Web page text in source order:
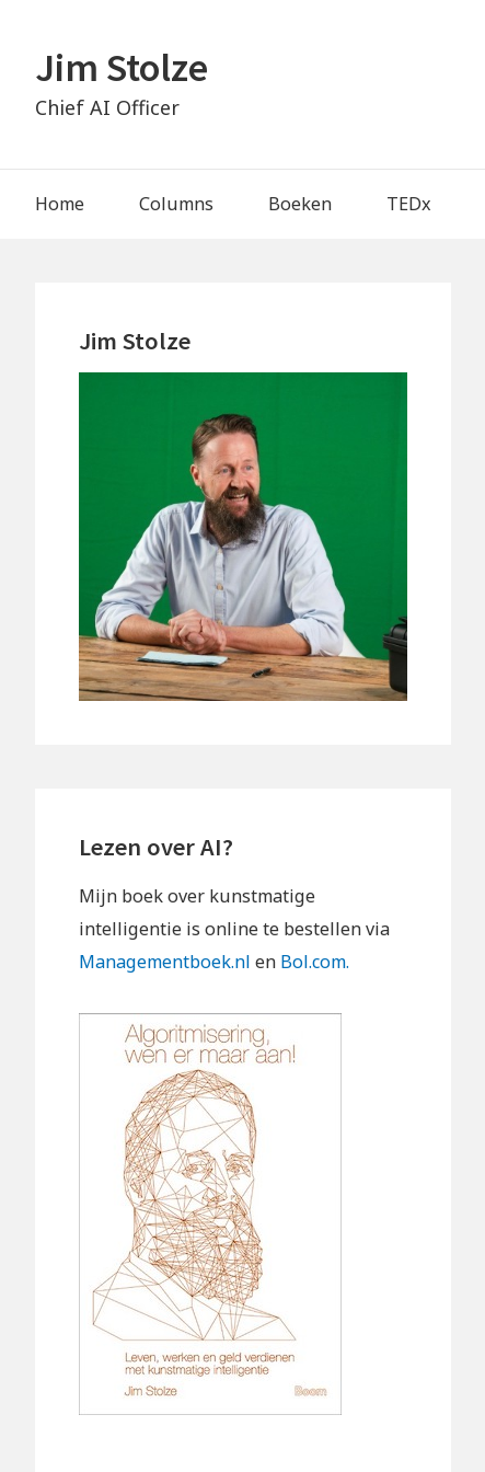
contentJim Stolze
Chief AI Officer
Main
Home Columns Boeken TEDx
Sidebar
Jim Stolze
Lezen over AI?
Mijn boek over kunstmatige
intelligentie is online te bestellen via
Managementboek.nl en Bol.com.